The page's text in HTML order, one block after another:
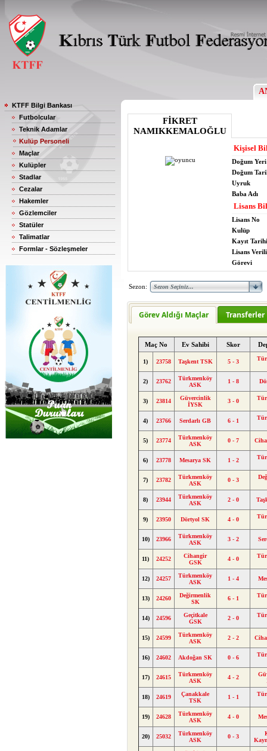
KTFF Bilgi Bankası
Futbolcular
Teknik Adamlar
Kulüp Personeli
Maçlar
Kulüpler
Stadlar
Cezalar
Hakemler
Gözlemciler
Statüler
Talimatlar
Formlar - Sözleşmeler
FİKRET
NAMIKKEMALOĞLU
Kişisel
Doğum Yeri
Doğum
Uyruk
Baba Adı
Lisans
Lisans No
Kulüp
Kayıt Tarihi
Lisans
Görevi
Sezon:
Görev Aldığı Maçlar Transferler
Maç No Ev Sahibi Skor
1) 23758 Taşkent TSK 5 - 3
2) 23762
Türkmenköy
ASK
1 - 8
3) 23814
Güvercinlik
İYSK
3 - 0
4) 23766 Serdarlı GB 6 - 1
5) 23774
Türkmenköy
ASK
0 - 7
6) 23778 Mesarya SK 1 - 2
7) 23782
Türkmenköy
ASK
0 - 3
8) 23944
Türkmenköy
ASK
2 - 0
9) 23950 Dörtyol SK 4 - 0
10) 23966
Türkmenköy
ASK
3 - 2
11) 24252
Cihangir
GSK
4 - 0
12) 24257
Türkmenköy
ASK
1 - 4
13) 24260
Değirmenlik
SK
6 - 1
14) 24596
Geçitkale
GSK
2 - 0
15) 24599
Türkmenköy
ASK
2 - 2
16) 24602 Akdoğan SK 0 - 6
17) 24615
Türkmenköy
ASK
4 - 2
18) 24619
Çanakkale
TSK
1 - 1
19) 24628
Türkmenköy
ASK
4 - 0
20) 25032
Türkmenköy
ASK
0 - 3